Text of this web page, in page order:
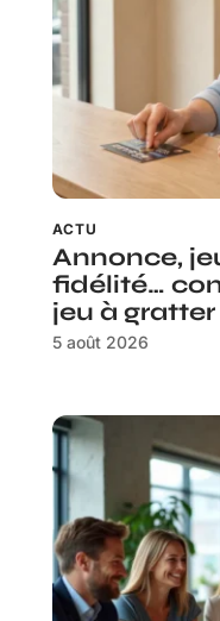
ACTU
Annonce,
fidélité…
jeu à
5 août 2026